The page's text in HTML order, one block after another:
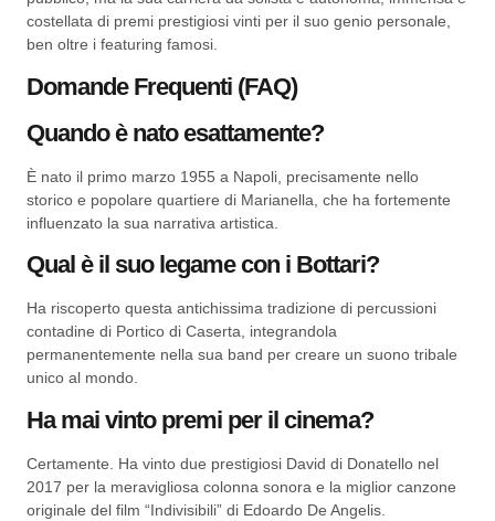
costellata di premi prestigiosi vinti per il suo genio personale,
ben oltre i featuring famosi.
Domande Frequenti (FAQ)
Quando è nato esattamente?
È nato il primo marzo 1955 a Napoli, precisamente nello
storico e popolare quartiere di Marianella, che ha fortemente
influenzato la sua narrativa artistica.
Qual è il suo legame con i Bottari?
Ha riscoperto questa antichissima tradizione di percussioni
contadine di Portico di Caserta, integrandola
permanentemente nella sua band per creare un suono tribale
unico al mondo.
Ha mai vinto premi per il cinema?
Certamente. Ha vinto due prestigiosi David di Donatello nel
2017 per la meravigliosa colonna sonora e la miglior canzone
originale del film “Indivisibili” di Edoardo De Angelis.